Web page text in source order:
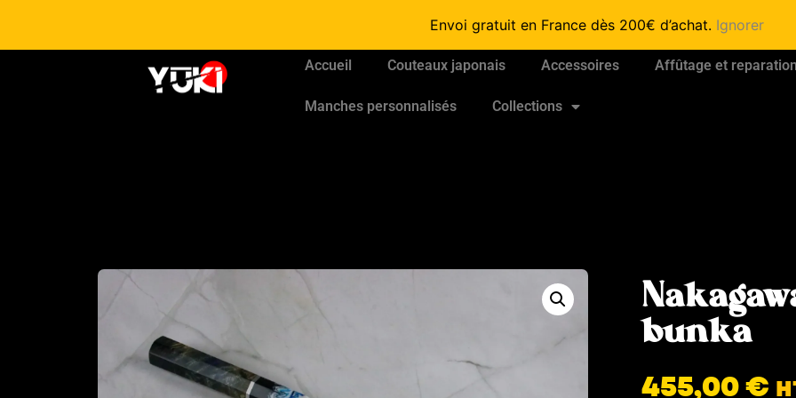
Envoi gratuit en France dès 200€ d’achat. Ignorer
Accueil Couteaux japonais Accessoires Affûtage et reparation
Manches personnalisés Collections
bunka
455,00€